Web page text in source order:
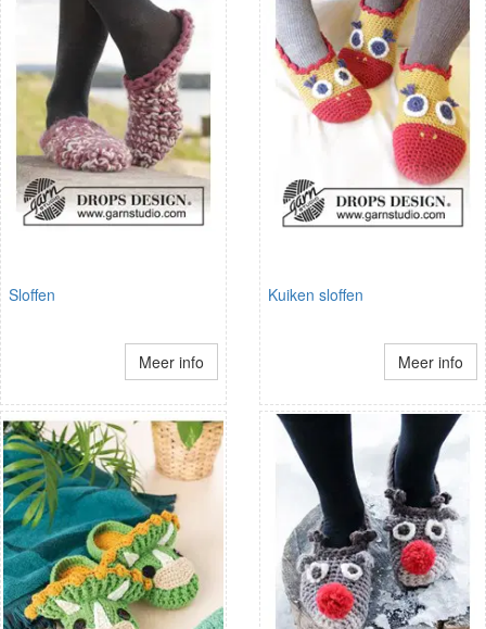
Sloffen
Meer info
Kuiken sloffen
Meer info